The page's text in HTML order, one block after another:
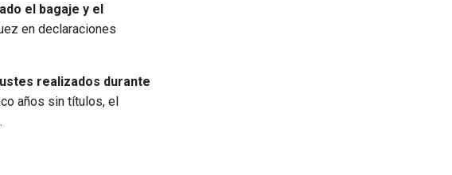
el bagaje y el
en declaraciones
realizados durante
años sin títulos, el